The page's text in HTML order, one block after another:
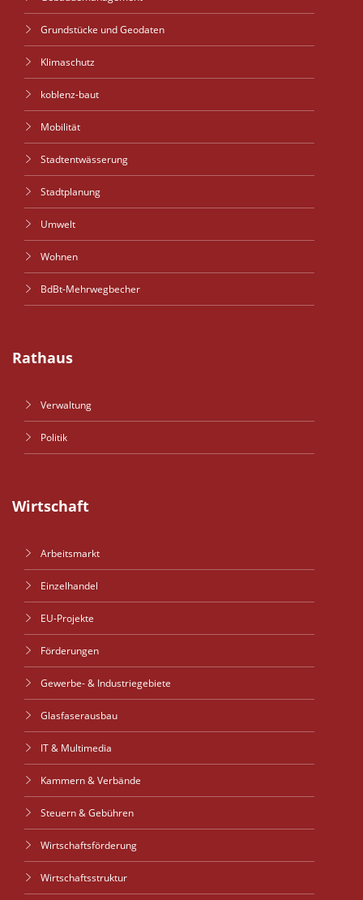
Grundstücke und Geodaten
Klimaschutz
koblenz-baut
Mobilität
Stadtentwässerung
Stadtplanung
Umwelt
Wohnen
BdBt-Mehrwegbecher
Rathaus
Verwaltung
Politik
Wirtschaft
Arbeitsmarkt
Einzelhandel
EU-Projekte
Förderungen
Gewerbe- & Industriegebiete
Glasfaserausbau
IT & Multimedia
Kammern & Verbände
Steuern & Gebühren
Wirtschaftsförderung
Wirtschaftsstruktur